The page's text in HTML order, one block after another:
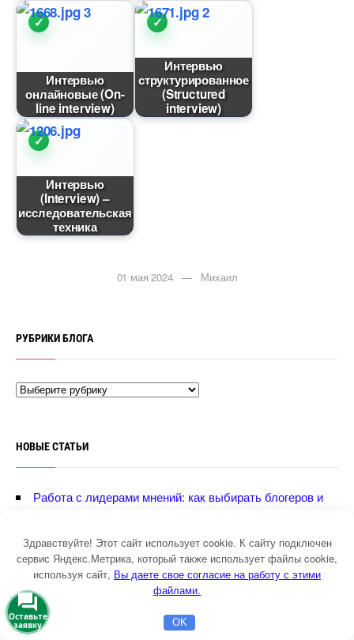
Интервью
онлайновые (On-
line interview)
Интервью
структурированное
(Structured
interview)
Интервью
(Interview) –
исследовательская
техника
01 мая 2024 — Михаил
РУБРИКИ БЛОГА
НОВЫЕ СТАТЬИ
Работа с лидерами мнений: как выбирать блогеров и
Усреднение позиций на фин рынке. Как рассчитать
инвестициях и трейдинге
Как посчитать сложный процент. Формула и удобный
онлайн сервис
лияние технологий на создание и развитие онлайн-игр
Здравствуйте! Этот сайт использует cookie. К сайту подключен
сервис Яндекс.Метрика, который также использует файлы cookie,
используя сайт, ы даете свое согласие на работу с этими
файлами.
OK
Оставьте
заявку